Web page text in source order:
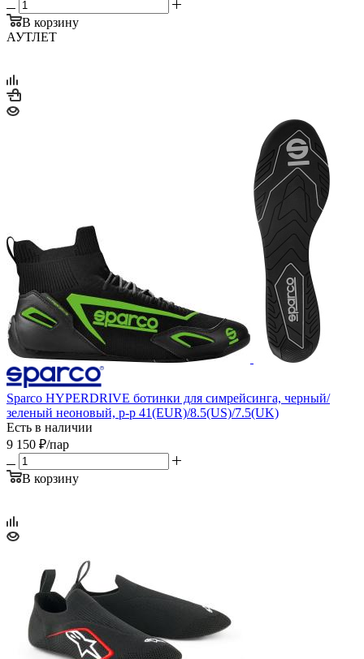
В корзину
АУТЛЕТ
Sparco HYPERDRIVE ботинки для симрейсинга, черный/
зеленый неоновый, р-р 41(EUR)/8.5(US)/7.5(UK)
Есть в наличии
9 150 ₽/пар
В корзину